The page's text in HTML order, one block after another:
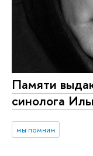
Памяти
синолога
мы помним